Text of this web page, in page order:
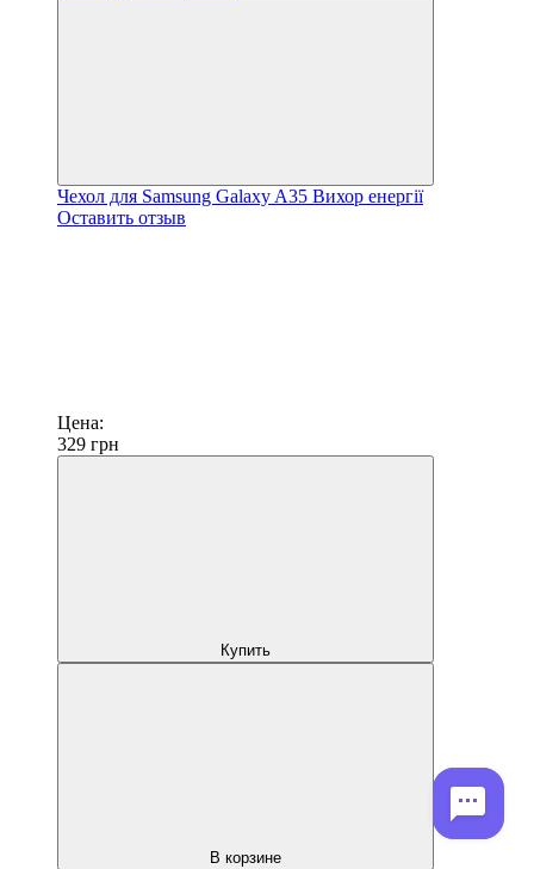
Чехол для Samsung Galaxy A35 Вихор енергії
Оставить отзыв
Цена:
329 грн
Купить
В корзине